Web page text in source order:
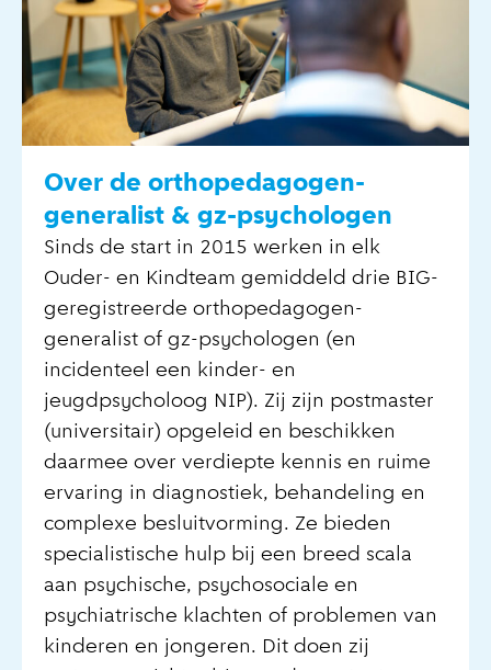
Over de orthopedagogen-
generalist & gz-psychologen
Sinds de start in 2015 werken in elk
Ouder- en Kindteam gemiddeld drie BIG-
geregistreerde orthopedagogen-
generalist of gz-psychologen (en
incidenteel een kinder- en
jeugdpsycholoog NIP). Zij zijn postmaster
(universitair) opgeleid en beschikken
daarmee over verdiepte kennis en ruime
ervaring in diagnostiek, behandeling en
complexe besluitvorming. Ze bieden
specialistische hulp bij een breed scala
aan psychische, psychosociale en
psychiatrische klachten of problemen van
kinderen en jongeren. Dit doen zij